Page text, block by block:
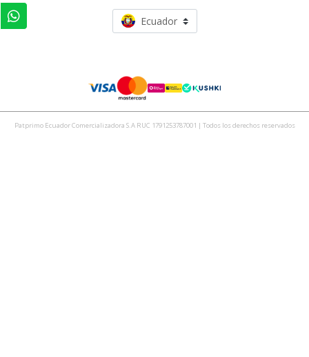
Ecuador
Patprimo Ecuador Comercializadora S.A RUC 1791253787001 | Todos los derechos reservados